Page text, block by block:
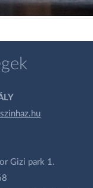
Gizi park 1.